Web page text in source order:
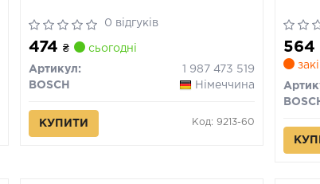
0 відгуків
474₴ сьогодні
Артикул:
1 987 473 519
BOSCH
Німеччина
КУПИТИ Код: 9213-60
564